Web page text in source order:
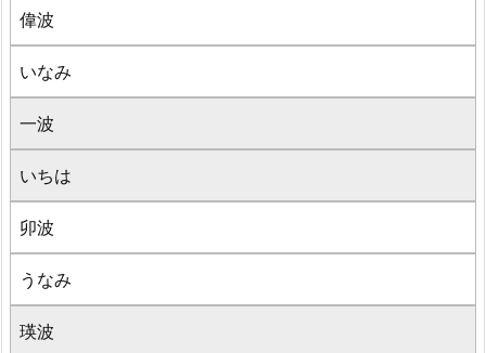
偉波
いなみ
一波
いちは
卯波
うなみ
瑛波